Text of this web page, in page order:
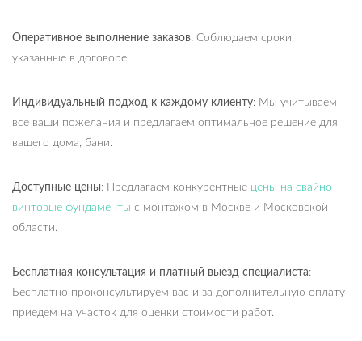
Оперативное выполнение заказов: Соблюдаем сроки,
указанные в договоре.
Индивидуальный подход к каждому клиенту: Мы учитываем
все ваши пожелания и предлагаем оптимальное решение для
вашего дома, бани.
Доступные цены: Предлагаем конкурентные цены на свайно-
винтовые фундаменты с монтажом в Москве и Московской
области.
Бесплатная консультация и платный выезд специалиста:
Бесплатно проконсультируем вас и за дополнительную оплату
приедем на участок для оценки стоимости работ.